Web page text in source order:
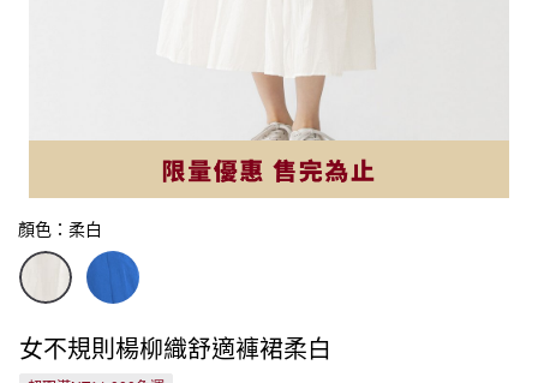
顏色：柔白
女不規則楊柳織舒適褲裙柔白